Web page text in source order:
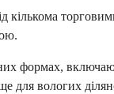
кількома
формах,
для вологих